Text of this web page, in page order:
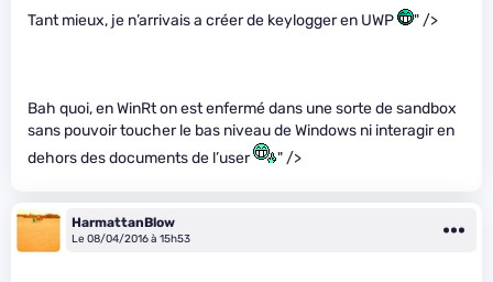
Tant mieux, je n’arrivais a créer de keylogger en UWP " />
Bah quoi, en WinRt on est enfermé dans une sorte de sandbox
sans pouvoir toucher le bas niveau de Windows ni interagir en
dehors des documents de l’user
" />
HarmattanBlow
Le 08/04/2016 à 15h53